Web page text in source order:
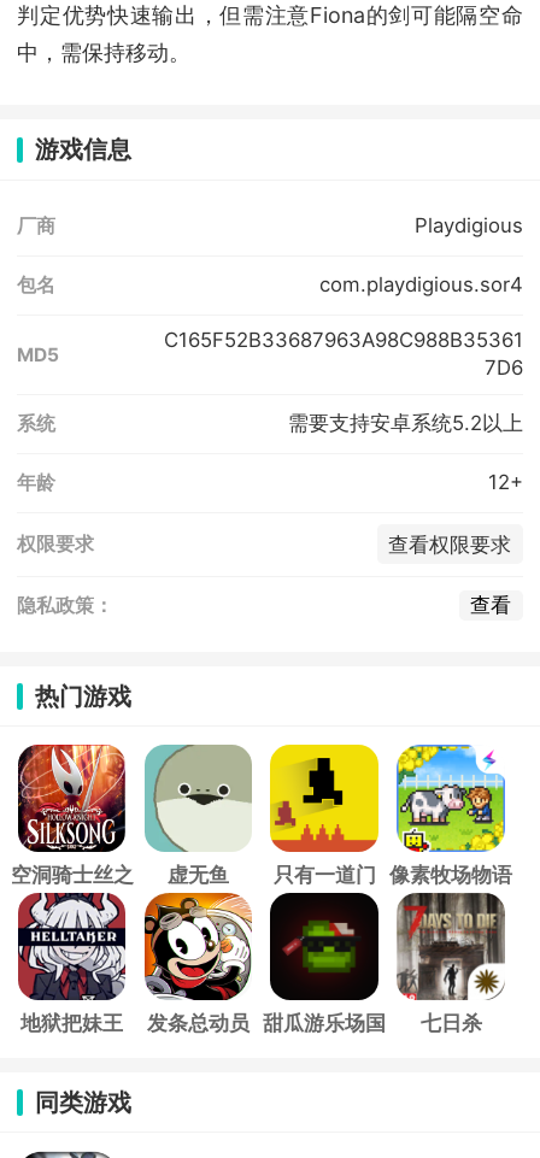
判定优势快速输出，但需注意Fiona的剑可能隔空命
中，需保持移动。‌‌
游戏信息
厂商 Playdigious
包名 com.playdigious.sor4
MD5
C165F52B33687963A98C988B35361
7D6
系统 需要支持安卓系统5.2以上
年龄 12+
权限要求 查看权限要求
隐私政策： 查看
热门游戏
空洞骑士丝之
歌
虚无鱼 只有一道门 像素牧场物语
地狱把妹王 发条总动员
甜瓜游乐场国
七日杀
同类游戏